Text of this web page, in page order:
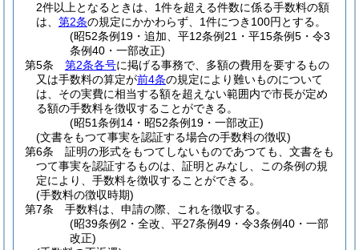
2件以上となるときは、1件を超える件数に係る手数料の額
は、 第2条の規定にかかわらず、1件につき100円とする。
(昭52条例19・追加、平12条例21・平15条例5・令3
条例40・一部改正)
第5条
第2条各号に掲げる事務で、多額の費用を要するもの
又は手数料の算定が前4条の規定により難いものについて
は、その実費に相当する額を超えない範囲内で市長が定め
る額の手数料を徴収することができる。
(昭51条例14・昭52条例19・一部改正)
(文書をもつて事実を認証する場合の手数料の徴収)
第6条
証明の形式をもつてしないものであつても、文書をも
つて事実を認証するものは、証明とみなし、この条例の規
定により、手数料を徴収することができる。
(手数料の徴収時期)
第7条
手数料は、申請の際、これを徴収する。
(昭39条例2・全改、平27条例49・令3条例40・一部
改正)